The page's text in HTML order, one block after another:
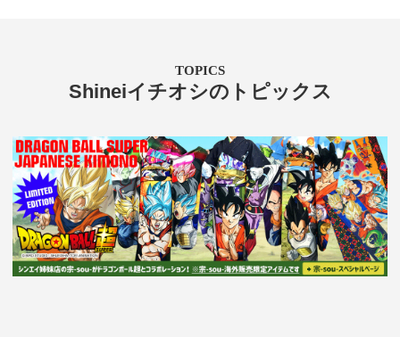
TOPICS
Shineiイチオシのトピックス